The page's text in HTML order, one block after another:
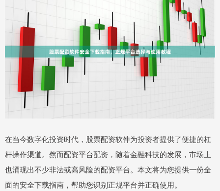
在当今数字化投资时代，股票配资软件为投资者提供了便捷的杠
杆操作渠道。然而配资平台配资，随着金融科技的发展，市场上
也涌现出不少非法或高风险的配资平台。本文将为您提供一份全
面的安全下载指南，帮助您识别正规平台并正确使用。